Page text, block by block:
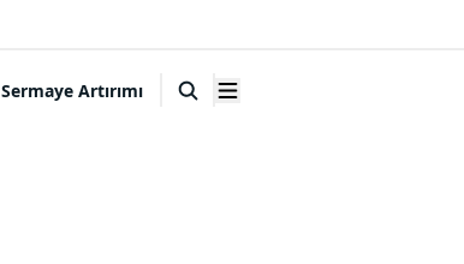
Sermaye Artırımı